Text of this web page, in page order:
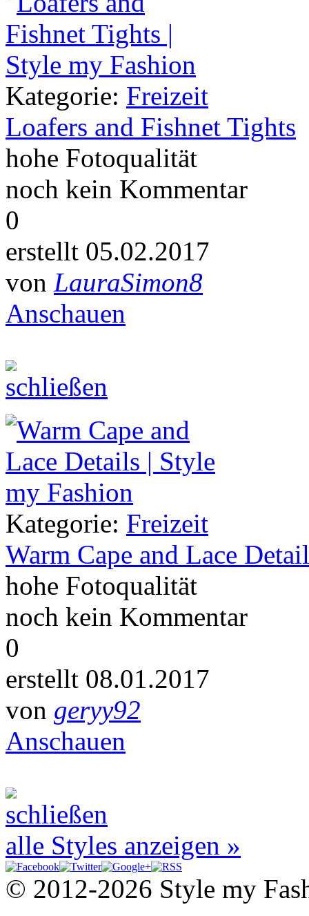
Kategorie: Freizeit
Loafers and Fishnet Tights
hohe Fotoqualität
noch kein Kommentar
0
erstellt 05.02.2017
von LauraSimon8
Anschauen
Kategorie: Freizeit
Warm Cape and Lace
hohe Fotoqualität
noch kein Kommentar
0
erstellt 08.01.2017
von geryy92
Anschauen
alle Styles anzeigen »
© 2012-2026 Style my